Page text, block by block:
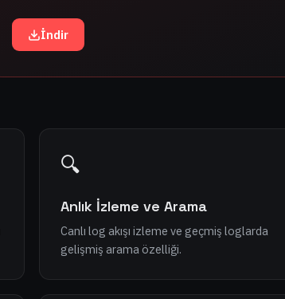
İndir
🔍
Anlık İzleme ve Arama
Canlı log akışı izleme ve geçmiş loglarda
gelişmiş arama özelliği.